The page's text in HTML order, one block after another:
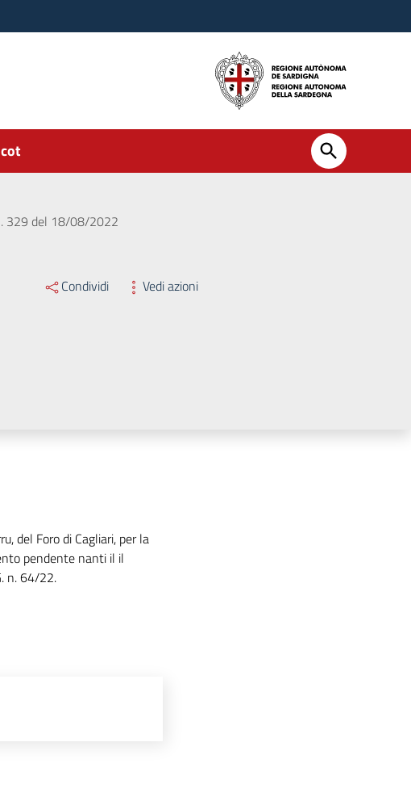
329 del 18/08/2022
Condividi Vedi azioni
del Foro di Cagliari, per la
pendente nanti il il
n. 64/22.